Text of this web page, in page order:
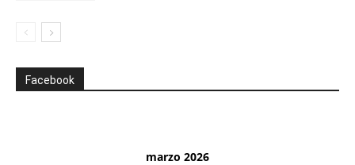
Facebook
marzo 2026